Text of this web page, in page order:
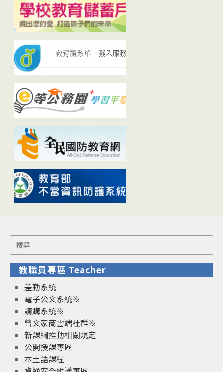
Search
for:
教職員專區 Teacher
差勤系統
電子公文系統※
請購系統※
曾文家商雲端社群※
新課綱推動相關規定
公開授課專區
本土語課程